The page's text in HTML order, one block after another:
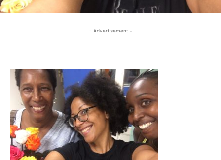
- Advertisement -